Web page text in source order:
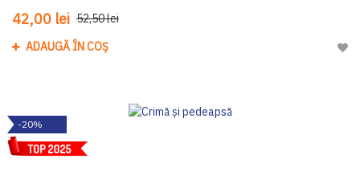
42,00 lei 52,50 lei
ADAUGĂ ÎN COȘ
-20%